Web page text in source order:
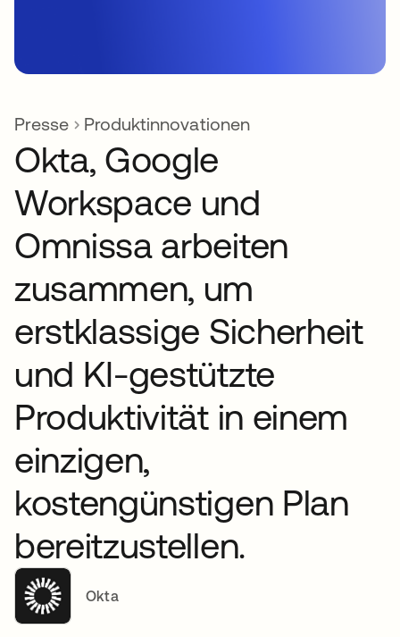
Presse Produktinnovationen
Okta, Google
Workspace und
Omnissa arbeiten
zusammen, um
erstklassige Sicherheit
und KI-gestützte
Produktivität in einem
einzigen,
kostengünstigen Plan
bereitzustellen.
Okta